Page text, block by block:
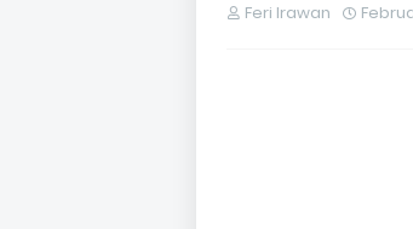
Feri Irawan